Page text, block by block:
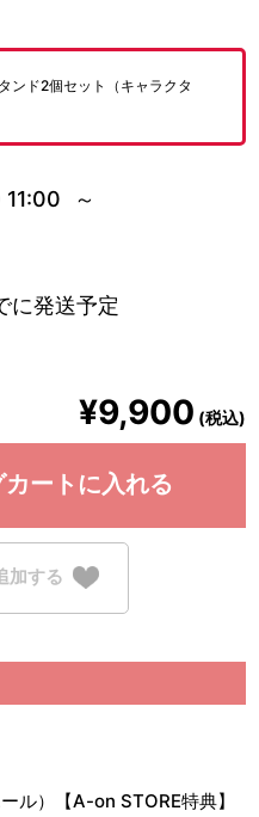
ンド2個セット（キャラクタ
に発送予定
¥9,900 (税込)
ートに入れる
加する
ル）【A-on STORE特典】